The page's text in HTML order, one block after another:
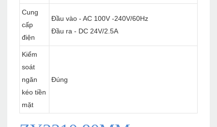
Cung
cấp
điện
Đầu vào - AC 100V -240V/60Hz
Đầu ra - DC 24V/2.5A
Kiểm
soát
ngăn
kéo tiền
mặt
Đúng